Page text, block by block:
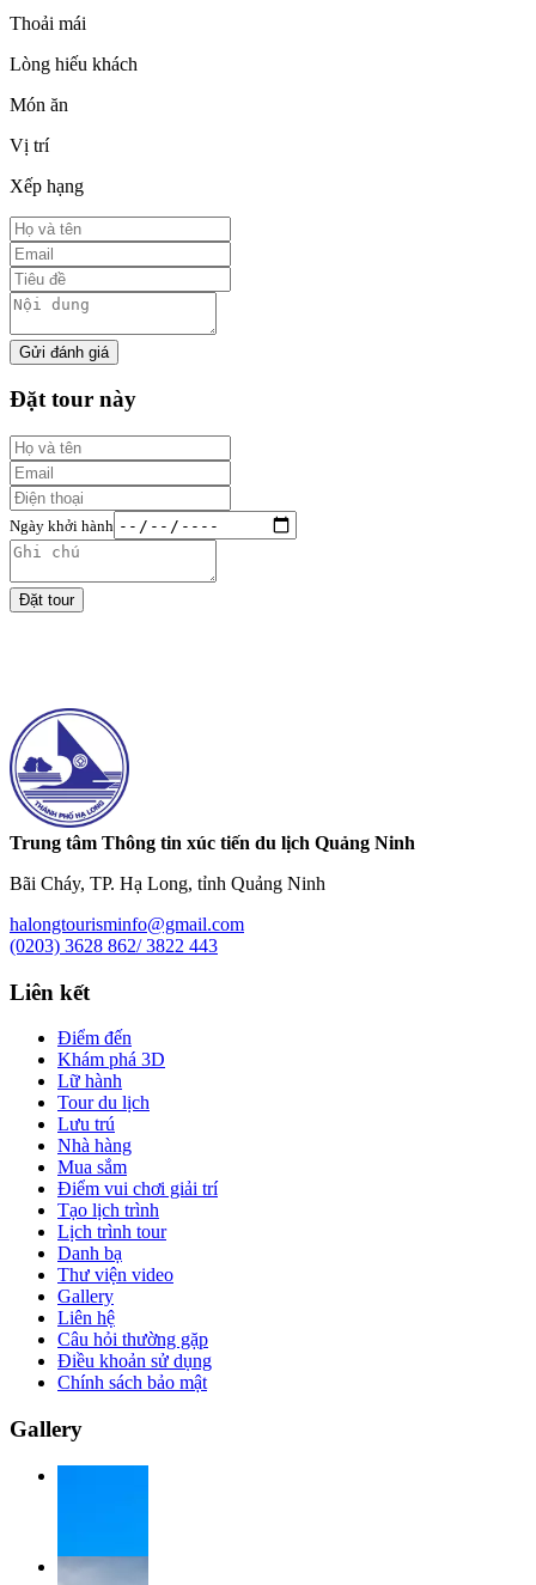
Thoải mái
Lòng hiếu khách
Món ăn
Vị trí
Xếp hạng
Gửi đánh giá
Đặt tour này
Ngày khởi hành
Đặt tour
Trung tâm Thông tin xúc tiến du lịch Quảng Ninh
Bãi Cháy, TP. Hạ Long, tỉnh Quảng Ninh
halongtourisminfo@gmail.com
(0203) 3628 862/ 3822 443
Liên kết
Điểm đến
Khám phá 3D
Lữ hành
Tour du lịch
Lưu trú
Nhà hàng
Mua sắm
Điểm vui chơi giải trí
Tạo lịch trình
Lịch trình tour
Danh bạ
Thư viện video
Gallery
Liên hệ
Câu hỏi thường gặp
Điều khoản sử dụng
Chính sách bảo mật
Gallery